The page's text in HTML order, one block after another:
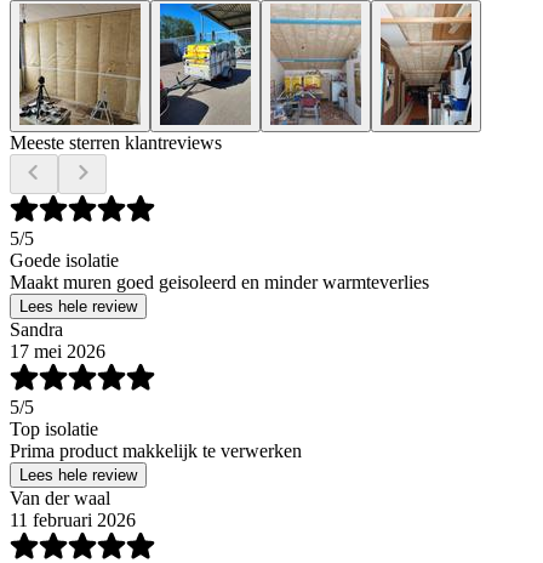
Meeste sterren klantreviews
5/5
Goede isolatie
Maakt muren goed geisoleerd en minder warmteverlies
Lees hele review
Sandra
17 mei 2026
5/5
Top isolatie
Prima product makkelijk te verwerken
Lees hele review
Van der waal
11 februari 2026